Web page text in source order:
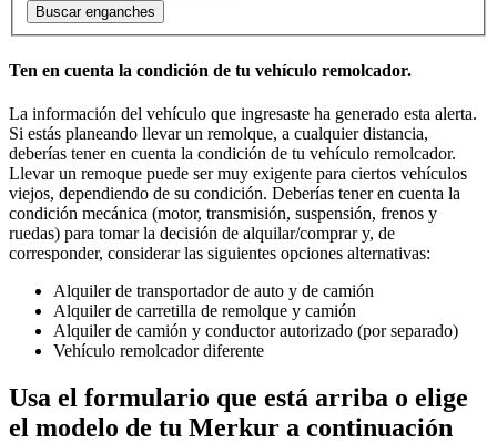
Buscar enganches
Ten en cuenta la condición de tu vehículo remolcador.
La información del vehículo que ingresaste ha generado esta alerta.
Si estás planeando llevar un remolque, a cualquier distancia,
deberías tener en cuenta la condición de tu vehículo remolcador.
Llevar un remoque puede ser muy exigente para ciertos vehículos
viejos, dependiendo de su condición. Deberías tener en cuenta la
condición mecánica (motor, transmisión, suspensión, frenos y
ruedas) para tomar la decisión de alquilar/comprar y, de
corresponder, considerar las siguientes opciones alternativas:
Alquiler de transportador de auto y de camión
Alquiler de carretilla de remolque y camión
Alquiler de camión y conductor autorizado (por separado)
Vehículo remolcador diferente
Usa el formulario que está arriba o elige
el modelo de tu Merkur a continuación